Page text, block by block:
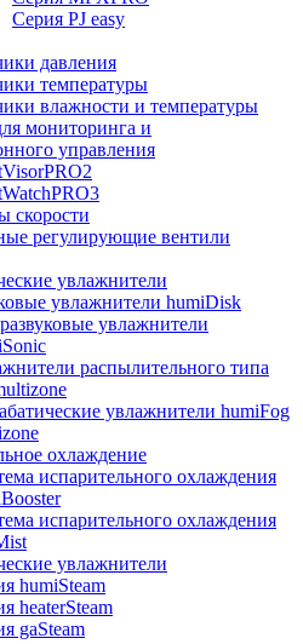
Серия PJ easy
давления
температуры
влажности и температуры
мониторинга и
управления
скорости
регулирующие вентили
увлажнители
увлажнители humiDisk
увлажнители
распылительного типа
увлажнители humiFog
охлаждение
испарительного охлаждения
испарительного охлаждения
увлажнители
humiSteam
heaterSteam
gaSteam